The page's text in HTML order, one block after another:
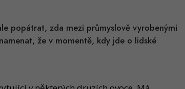
popátrat, zda mezi průmyslově vyrobenými
že v momentě, kdy jde o lidské